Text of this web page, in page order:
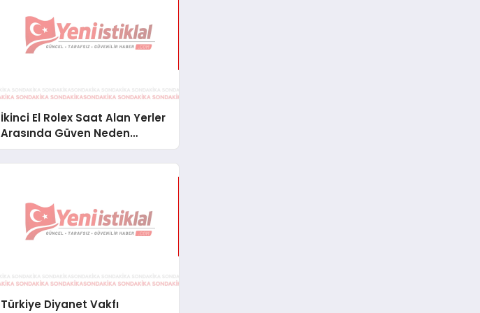
İkinci El Rolex Saat Alan Yerler
Arasında Güven Neden
Önemlidir?
Türkiye Diyanet Vakfı